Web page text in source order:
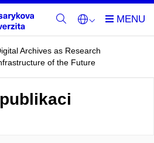
Archives as Research
of the Future